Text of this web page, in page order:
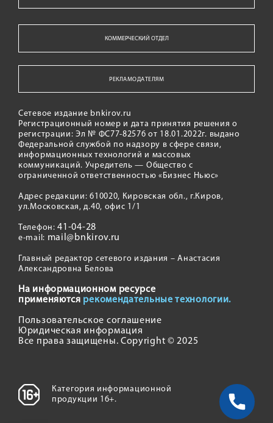
КОММЕРЧЕСКИЙ ОТДЕЛ
РЕКЛАМОДАТЕЛЯМ
Сетевое издание bnkirov.ru
Регистрационный номер и дата принятия решения о
регистрации: Эл № ФС77-82576 от 18.01.2022г. выдано
Федеральной службой по надзору в сфере связи,
информационных технологий и массовых
коммуникаций. Учредитель — Общество с
ограниченной ответственностью «Бизнес Ньюс»
Адрес редакции: 610020, Кировская обл., г.Киров,
ул.Московская, д.40, офис 1/1
Телефон:41-04-28
e-mail: mail@bnkirov.ru
Главный редактор сетевого издания – Анастасия
Александровна Белова
На информационном ресурсе
применяются рекомендательные технологии.
Пользовательское соглашение
Юридическая информация
Все права защищены. Copyright © 2025
Категория информационной
продукции 16+.